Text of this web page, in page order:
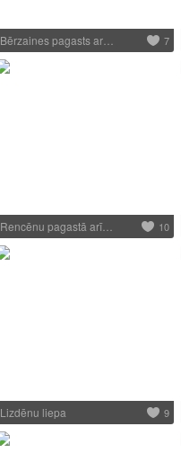
Bērzaines pagasts ar… 7
Rencēnu pagastā arī… 10
Lizdēnu liepa 9